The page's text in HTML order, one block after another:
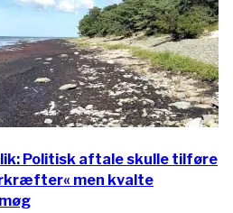
Politisk aftale skulle tilføre
men kvalte